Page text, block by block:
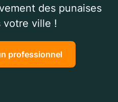
des punaises
votre ville !
professionnel